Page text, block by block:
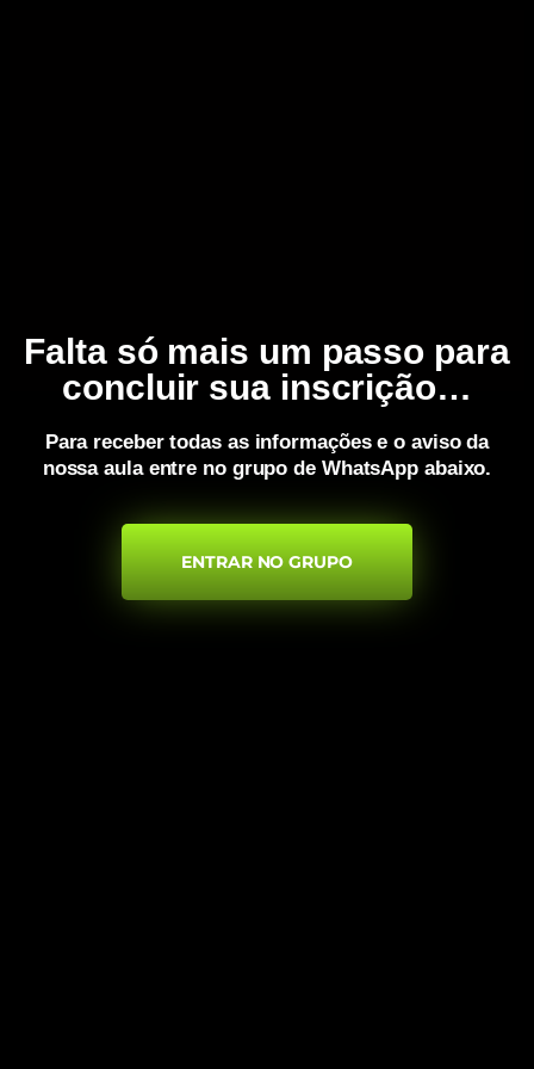
Falta só mais um passo para
concluir sua inscrição…
Para receber todas as informações e o aviso da
nossa aula entre no grupo de WhatsApp abaixo.
ENTRAR NO GRUPO